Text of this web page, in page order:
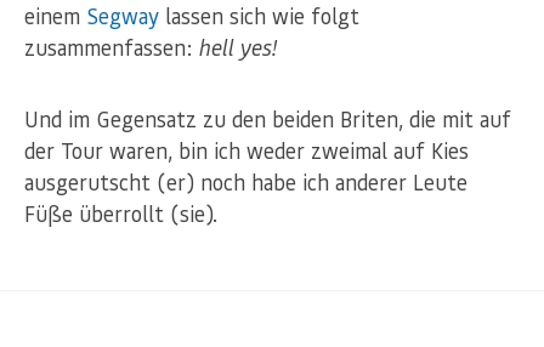
einem Segway lassen sich wie folgt
zusammenfassen: hell yes!
Und im Gegensatz zu den beiden Briten, die mit auf
der Tour waren, bin ich weder zweimal auf Kies
ausgerutscht (er) noch habe ich anderer Leute
Füße überrollt (sie).